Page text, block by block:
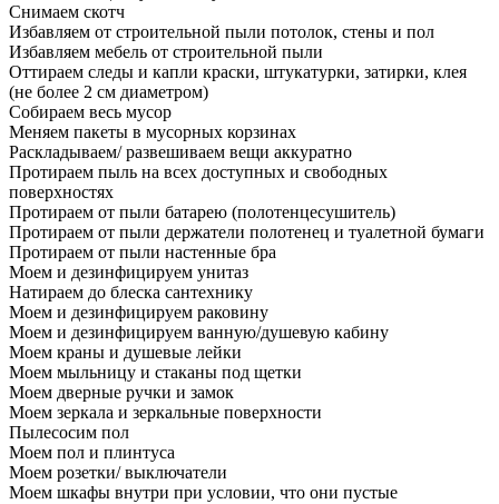
Снимаем скотч
Избавляем от строительной пыли потолок, стены и пол
Избавляем мебель от строительной пыли
Оттираем следы и капли краски, штукатурки, затирки, клея
(не более 2 см диаметром)
Собираем весь мусор
Меняем пакеты в мусорных корзинах
Раскладываем/ развешиваем вещи аккуратно
Протираем пыль на всех доступных и свободных
поверхностях
Протираем от пыли батарею (полотенцесушитель)
Протираем от пыли держатели полотенец и туалетной бумаги
Протираем от пыли настенные бра
Моем и дезинфицируем унитаз
Натираем до блеска сантехнику
Моем и дезинфицируем раковину
Моем и дезинфицируем ванную/душевую кабину
Моем краны и душевые лейки
Моем мыльницу и стаканы под щетки
Моем дверные ручки и замок
Моем зеркала и зеркальные поверхности
Пылесосим пол
Моем пол и плинтуса
Моем розетки/ выключатели
Моем шкафы внутри при условии, что они пустые